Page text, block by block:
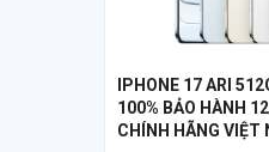
IPHONE 17 ARI
100% BẢO HÀNH
CHÍNH HÃNG VIỆT